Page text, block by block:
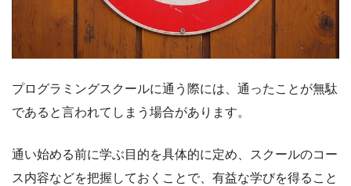
プログラミングスクールに通う際には、通ったことが無駄
であると言われてしまう場合があります。
通い始める前に学ぶ目的を具体的に定め、スクールのコー
ス内容などを把握しておくことで、有益な学びを得ること